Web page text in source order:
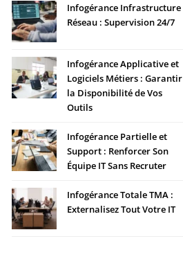
Infogérance Infrastructure
Réseau : Supervision 24/7
Infogérance Applicative et
Logiciels Métiers : Garantir
la Disponibilité de Vos
Outils
Infogérance Partielle et
Support : Renforcer Son
Équipe IT Sans Recruter
Infogérance Totale TMA :
Externalisez Tout Votre IT